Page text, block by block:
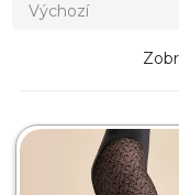
Výchozí